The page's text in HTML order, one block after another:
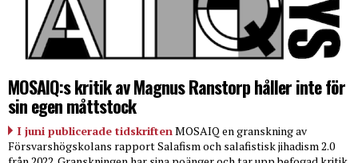
MOSAIQ:s kritik av Magnus Ranstorp håller inte för
sin egen måttstock
I juni publicerade tidskriftenMOSAIQ en granskning av
Försvarshögskolans rapport Salafism och salafistisk jihadism 2.0